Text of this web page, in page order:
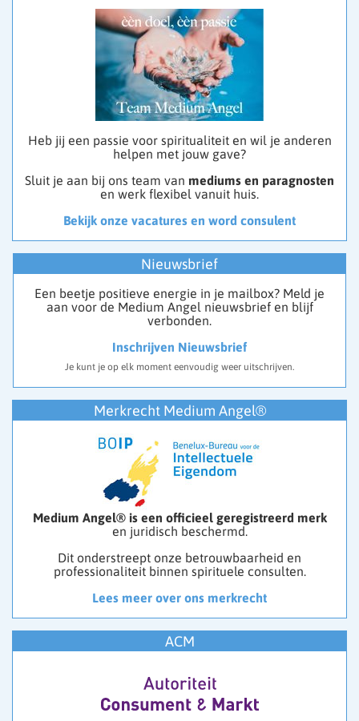
Heb jij een passie voor spiritualiteit en wil je anderen
helpen met jouw gave?
Sluit je aan bij ons team van mediums en paragnosten
en werk flexibel vanuit huis.
Bekijk onze vacatures en word consulent
Nieuwsbrief
Een beetje positieve energie in je mailbox? Meld je
aan voor de Medium Angel nieuwsbrief en blijf
verbonden.
Inschrijven Nieuwsbrief
Je kunt je op elk moment eenvoudig weer uitschrijven.
Merkrecht Medium Angel®
Medium Angel® is een officieel geregistreerd merk
en juridisch beschermd.
Dit onderstreept onze betrouwbaarheid en
professionaliteit binnen spirituele consulten.
Lees meer over ons merkrecht
ACM